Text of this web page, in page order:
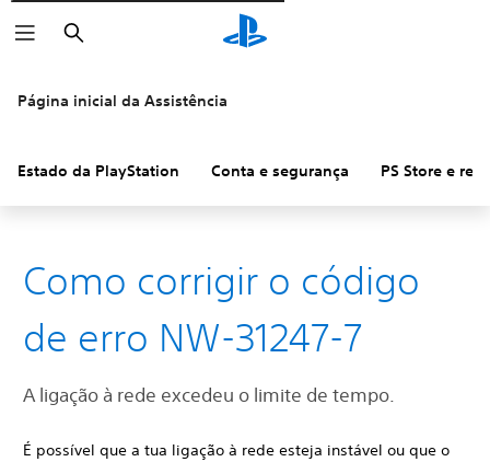
Pesquisar
Página inicial da Assistência
Estado da PlayStation Conta e segurança PS Store e
Como corrigir o código
de erro NW-31247-7
A ligação à rede excedeu o limite de tempo.
É possível que a tua ligação à rede esteja instável ou que o